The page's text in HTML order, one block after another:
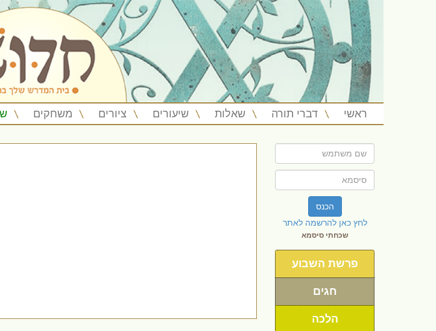
ראשי דברי תורה שאלות שיעורים ציורים משחקים
הכנס
לחץ כאן להרשמה לאתר
שכחתי סיסמא
פרשת השבוע
חגים
הלכה